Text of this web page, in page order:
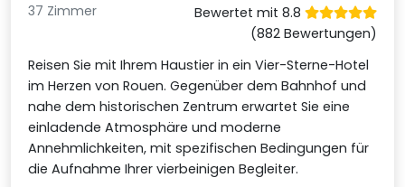
37 Zimmer
Bewertet mit 8.8
(882 Bewertungen)
Reisen Sie mit Ihrem Haustier in ein Vier-Sterne-Hotel
im Herzen von Rouen. Gegenüber dem Bahnhof und
nahe dem historischen Zentrum erwartet Sie eine
einladende Atmosphäre und moderne
Annehmlichkeiten, mit spezifischen Bedingungen für
die Aufnahme Ihrer vierbeinigen Begleiter.